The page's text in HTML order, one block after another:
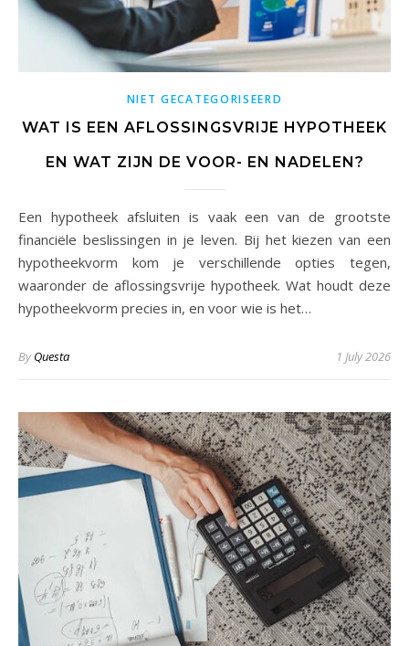
NIET GECATEGORISEERD
WAT IS EEN AFLOSSINGSVRIJE HYPOTHEEK
EN WAT ZIJN DE VOOR- EN NADELEN?
Een hypotheek afsluiten is vaak een van de grootste
financiële beslissingen in je leven. Bij het kiezen van een
hypotheekvorm kom je verschillende opties tegen,
waaronder de aflossingsvrije hypotheek. Wat houdt deze
hypotheekvorm precies in, en voor wie is het…
ByQuesta 1 July 2026